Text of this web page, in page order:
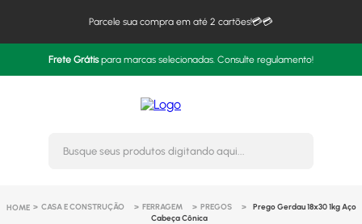
Parcele sua compra em até 2 cartões!💳💳
Frete Grátispara marcas selecionadas. Consulte regulamento!
Busque seus produtos
CASA E CONSTRUÇÃO FERRAGEM PREGOS
Prego Gerdau 18x30 1kg Aço
Cabeça Cônica